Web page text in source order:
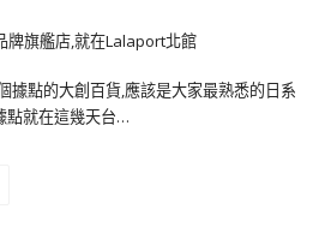
據點的大創百貨,應該是大家最熟悉的日系
點就在這幾天台…